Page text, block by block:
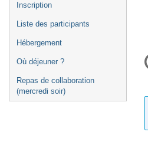
Inscription
Liste des participants
Hébergement
Où déjeuner ?
Repas de collaboration
(mercredi soir)